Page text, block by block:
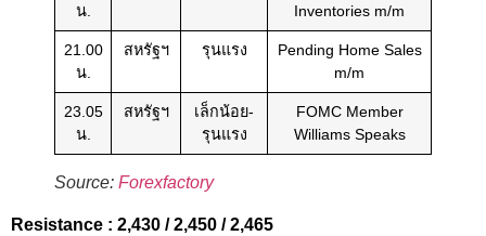
น.
Inventories m/m
21.00
น.
สหรัฐฯ รุนแรง
Pending Home Sales
m/m
23.05
น.
สหรัฐฯ
เล็กน้อย-
รุนแรง
FOMC Member
Williams Speaks
Source: Forexfactory
Resistance : 2,430 / 2,450 / 2,465